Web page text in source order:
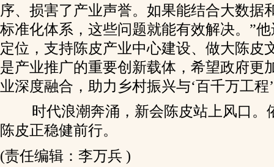
序、损害了产业声誉。如果能结合大数据
标准化体系，这些问题就能有效解决。”
定位，支持陈皮产业中心建设、做大陈皮
是产业推广的重要创新载体，希望政府更
业深度融合，助力乡村振兴与‘百千万工程
时代浪潮奔涌，新会陈皮站上风口。
陈皮正稳健前行。
(责任编辑：李万兵 )